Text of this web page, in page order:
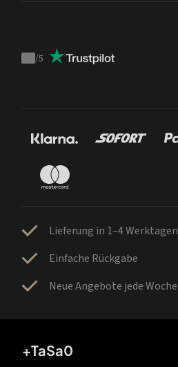
Trustpilot
/5
Lieferung in 1–4 Werktagen
Einfache Rückgabe
Neue Angebote jede Woche
+TaSa0